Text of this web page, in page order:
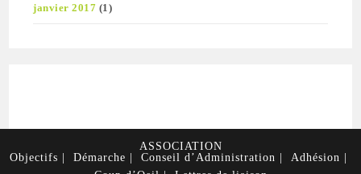
janvier 2017 (1)
ASSOCIATION
Objectifs
Démarche Conseil d’Administration
Adhésion